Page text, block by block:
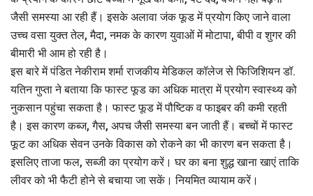
जैसी समस्या आ रही हैं। इसके अलावा जंक फूड में प्रयोग किए जाने वाला
उच्च वसा युक्त तेल, मैदा, नमक के कारण युवाओं में मोटापा, बीपी व शुगर की
बीमारी भी आम हो रही है।
इस बारे में पंडित नेकीराम शर्मा राजकीय मेडिकल कॉलेज से फिजिशियन डॉ.
यतिन गुप्ता ने बताया कि फास्ट फूड का अधिक मात्रा में प्रयोग स्वास्थ्य को
नुकसान पहुंचा सकता है। फास्ट फूड में पौष्टिक व फाइबर की कमी रहती
है। इस कारण कब्ज, गैस, अपच जैसी समस्या बन जाती हैं। बच्चों में फास्ट
फूट का अधिक सेवन उनके विकास को रोकने का भी कारण बन सकता है।
इसलिए ताजा फल, सब्जी का प्रयोग करें। घर का बना शुद्ध खाना खाएं ताकि
लीवर को भी फैटी होने से बचाया जा सकें। नियमित व्यायाम करें।